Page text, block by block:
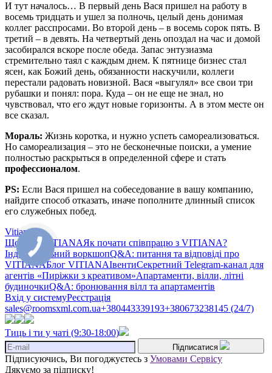
И тут началось… В первый день Вася пришел на работу в
восемь тридцать и ушел за полночь, целый день донимая
коллег расспросами. Во второй день – в восемь сорок пять. В
третий – в девять. На четвертый день опоздал на час и домой
засобирался вскоре после обеда. Запас энтузиазма
стремительно таял с каждым днем. К пятнице бизнес стал
ясен, как Божий день, обязанности наскучили, коллеги
перестали радовать новизной. Вася «выгулял» все свои три
рубашки и понял: пора. Куда – он не еще не знал, но
чувствовал, что его ждут новые горизонты. А в этом месте он
все сказал.
Мораль: Жизнь коротка, и нужно успеть самореализоваться.
Но самореализация – это не бесконечные поиски, а умение
полностью раскрыться в определенной сфере и стать
профессионалом.
PS: Если Вася пришел на собеседование в вашу компанию,
найдите способ отказать, иначе пополните длинный список
его служебных побед.
Vitiana
Що таке VITIANAЯк почати співпрацю з VITIANA?
Індивідуальний воркшопQ&A: питання та відповіді про
VITIANAБлог VITIANAІвентиСекретний Telegram-канал для
агентів «Пиріжки з креативом»Апартаменти, вілли, літні
будиночкиQ&A: бронювання вілл та апартаментів
Вхід у системуРеєстрація
sales@roomsxml.com.ua+380443339193+380673238145 (24/7)
Тиць і ти у чаті (9:30-18:00)
Підписатися
Підписуючись, Ви погоджуєтесь з Умовами Сервісу
Дякуємо за підписку!